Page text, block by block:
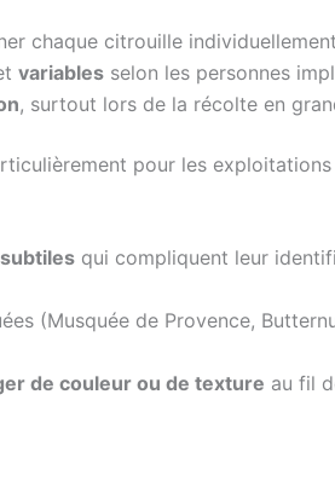
chaque citrouille
variables selon les personnes
, surtout lors de la récolte en
pour les
qui compliquent leur
(Musquée de Provence,
de couleur ou de texture au fil